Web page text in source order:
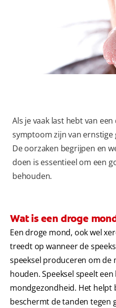
Als je vaak last hebt van
symptoom zijn van
De oorzaken begrijpen en
doen is essentieel om een
behouden.
Wat is een droge
Een droge mond, ook wel
treedt op wanneer de
speeksel produceren om de
houden. Speeksel speelt
mondgezondheid. Het helpt
beschermt de tanden tegen